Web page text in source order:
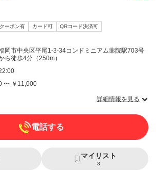
クーポン有 カード可
QRコード決済可
岡市中央区平尾1-3-34コンドミニアム薬院駅703号
ら徒歩4分（250m）
〜 ￥11,000
詳細情報を見る
電話する
マイリスト
8